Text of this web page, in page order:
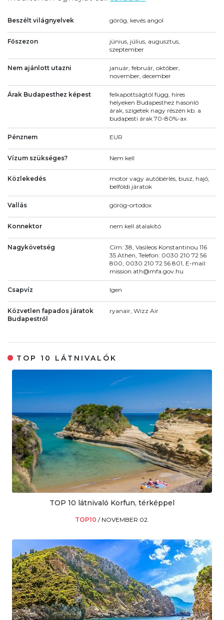
Beszélt világnyelvek görög, kevés angol
Főszezon
június, július, augusztus,
szeptember
Nem ajánlott utazni
január, február, október,
november, december
Árak Budapesthez képest
felkapottságtól függ, híres
helyeken Budapesthez hasonló
árak, szigetek nagy részén kb. a
budapesti árak 70-80%-ax
Pénznem EUR
Vízum szükséges? Nem kell
Közlekedés
motor vagy autóbérlés, busz, hajó,
belföldi járatok
Vallás görög-ortodox
Konnektor nem kell átalakító
Nagykövetség
Cím: 38, Vasileos Konstantinou 116
35 Athén, Telefon: 0030 210 72 56
800, 0030 210 72 56 801, E-mail:
mission.ath@mfa.gov.hu
Csapvíz Igen
Közvetlen fapados járatok
Budapestről
ryanair, Wizz Air
TOP 10 LÁTNIVALÓK
TOP 10 látnivaló Korfun, térképpel
TOP10 / NOVEMBER 02.